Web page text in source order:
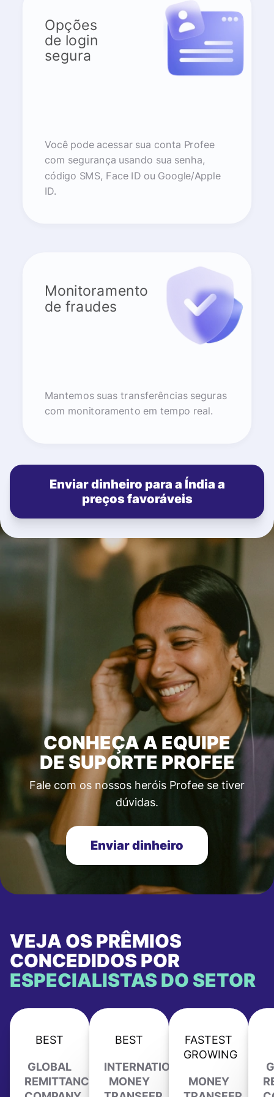
Opções
de login
segura
Você pode acessar sua conta Profee
com segurança usando sua senha,
código SMS, Face ID ou Google/Apple
ID.
Monitoramento
de fraudes
Mantemos suas transferências seguras
com monitoramento em tempo real.
Enviar dinheiro para a Índia a
preços favoráveis
CONHEÇA A EQUIPE
DE SUPORTE PROFEE
Fale com os nossos heróis Profee se tiver
dúvidas.
Enviar dinheiro
VEJA OS PRÊMIOS
CONCEDIDOS POR
ESPECIALISTAS DO SETOR
BEST
GLOBAL
REMITTANCE
BEST
INTERNATIONAL
MONEY
FASTEST
GROWING
MONEY